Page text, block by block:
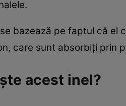
bazează pe faptul că el
care sunt absorbiţi prin
acest inel?